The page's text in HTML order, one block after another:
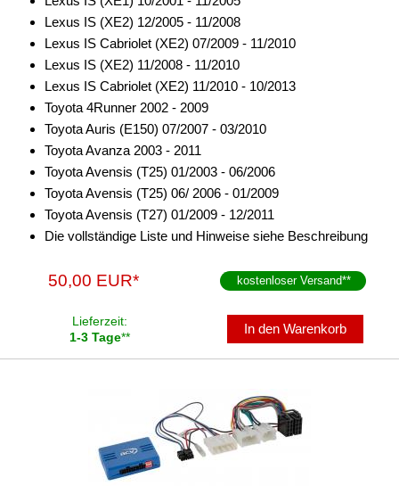
für Scania
für Seat
für Smart
für SsangYong
für Subaru
für Suzuki
für Toyota
Axion
Lexus IS (XE2) 12/2005 - 11/2008
Lexus IS Cabriolet (XE2) 07/2009 - 11/2010
Lexus IS (XE2) 11/2008 - 11/2010
Lexus IS Cabriolet (XE2) 11/2010 - 10/2013
Toyota 4Runner 2002 - 2009
Toyota Auris (E150) 07/2007 - 03/2010
Toyota Avanza 2003 - 2011
Toyota Avensis (T25) 01/2003 - 06/2006
Toyota Avensis (T25) 06/ 2006 - 01/2009
Toyota Avensis (T27) 01/2009 - 12/2011
Die vollständige Liste und Hinweise siehe Beschreibung
50,00 EUR* kostenloser Versand**
Lieferzeit:
1-3 Tage**
In den Warenkorb